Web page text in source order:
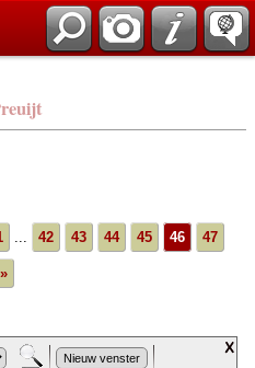
... 42 43 44 45 46 47